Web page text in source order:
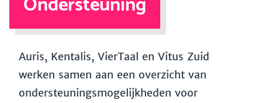
Auris, Kentalis, VierTaal en Vitus Zuid
werken samen aan een overzicht van
ondersteuningsmogelijkheden voor